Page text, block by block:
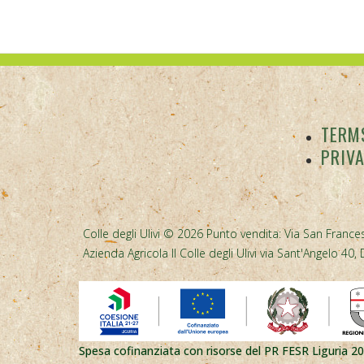
Colle degli Ulivi © 2026 Punto vendita: Via San
Azienda Agricola Il Colle degli Ulivi via Sant'Angelo 40,
Spesa cofinanziata con risorse del PR FESR Liguria